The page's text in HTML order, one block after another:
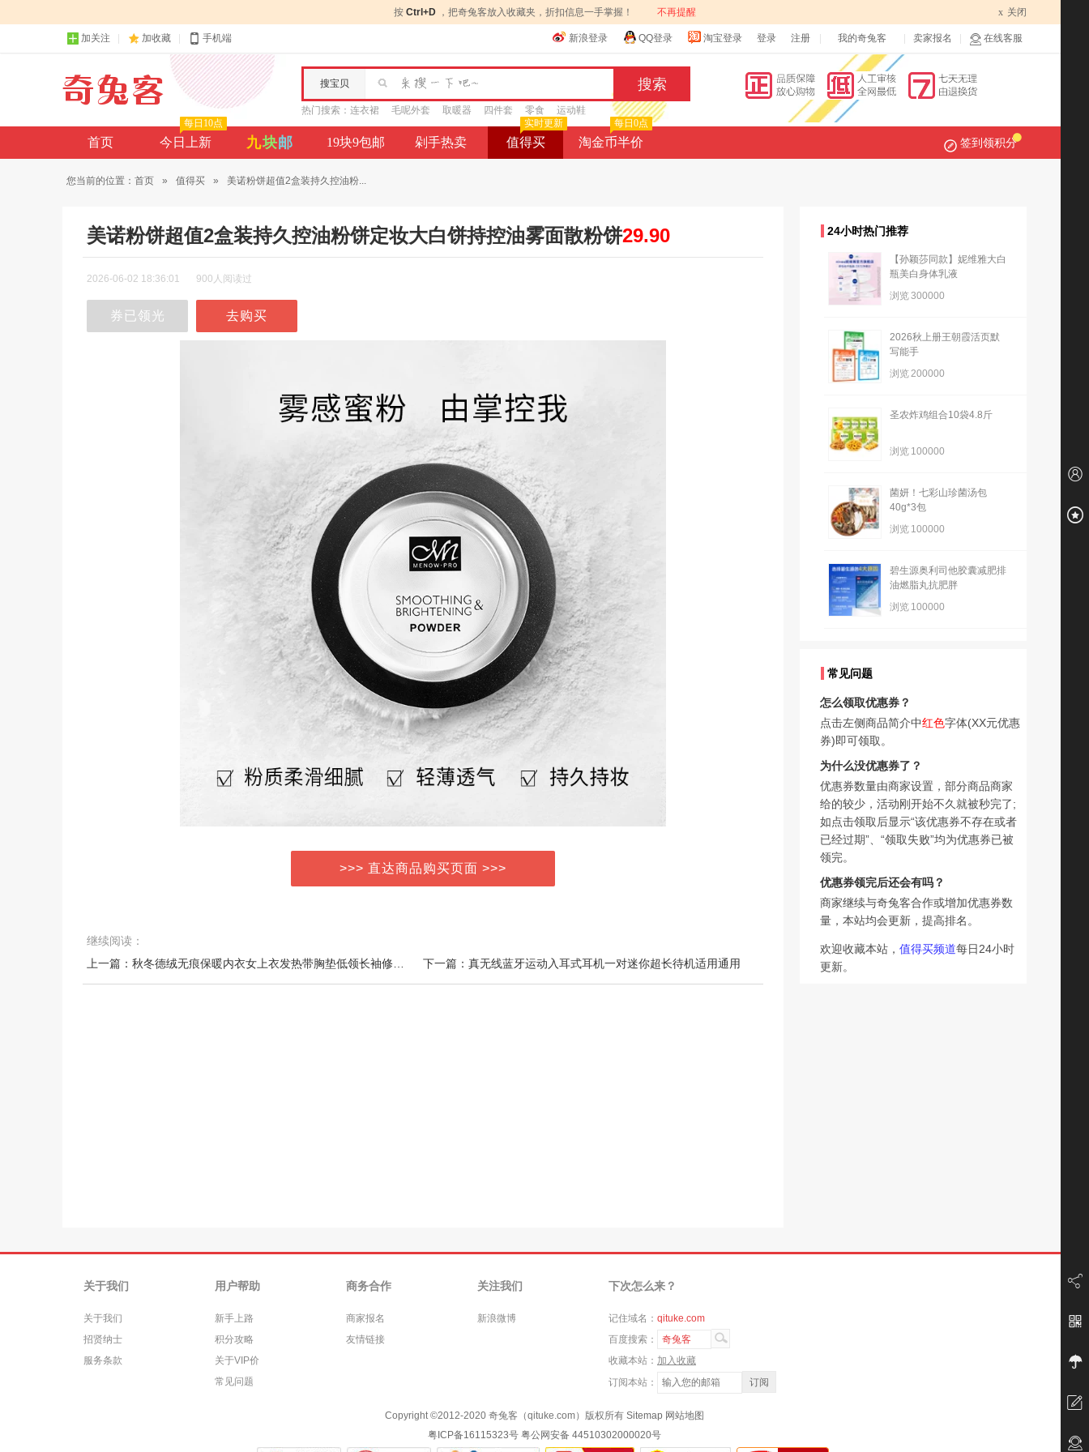
按 Ctrl+D ，把奇兔客放入收藏夹，折扣信息一手掌握！ 不再提醒 x 关闭
加关注 加收藏 手机端 新浪登录 QQ登录 淘宝登录 登录 注册 我的奇兔客 卖家报名 在线客服
搜宝贝
热门搜索： 连衣裙 毛呢外套 取暖器 四件套 零食 运动鞋
首页 今日上新
每日10点
九块邮 19块9包邮 剁手热卖 值得买
实时更新
淘金币半价
每日0点
签到领积分
您当前的位置： 首页 » 值得买 » 美诺粉饼超值2盒装持久控油粉...
美诺粉饼超值2盒装持久控油粉饼定妆大白饼持控油雾面散粉饼29.90
2026-06-02 18:36:01 900人阅读过
券已领光 去购买
>>> 直达商品购买页面 >>>
继续阅读：
下一篇：真无线蓝牙运动入耳式耳机一对迷你超长待机适用通用
24小时热门推荐
【孙颖莎同款】妮维雅大白
瓶美白身体乳液
浏览300000
2026秋上册王朝霞活页默
写能手
浏览200000
圣农炸鸡组合10袋4.8斤
浏览 100000
菌妍！七彩山珍菌汤包
40g*3包
浏览 100000
碧生源奥利司他胶囊减肥排
油燃脂丸抗肥胖
浏览 100000
常见问题
怎么领取优惠券？
点击左侧商品简介中红色字体(XX元优惠
券)即可领取。
为什么没优惠券了？
优惠券数量由商家设置，部分商品商家
给的较少，活动刚开始不久就被秒完了;
如点击领取后显示“该优惠券不存在或者
已经过期”、“领取失败”均为优惠券已被
领完。
优惠券领完后还会有吗？
商家继续与奇兔客合作或增加优惠券数
量，本站均会更新，提高排名。
欢迎收藏本站， 值得买频道每日24小时
更新。
关于我们
关于我们
招贤纳士
服务条款
用户帮助
新手上路
积分攻略
关于VIP价
常见问题
商务合作
商家报名
友情链接
关注我们
新浪微博
下次怎么来？
记住域名： qituke.com
百度搜索：
奇兔客
收藏本站： 加入收藏
订阅本站：
Copyright ©2012-2020 奇兔客（qituke.com）版权所有 Sitemap 网站地图
粤ICP备16115323号 粤公网安备 44510302000020号